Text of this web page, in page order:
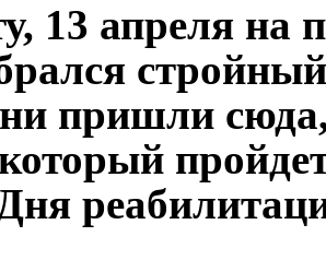
13 апреля на
стройный
пришли сюда,